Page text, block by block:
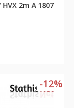
2m A 1807
-12%